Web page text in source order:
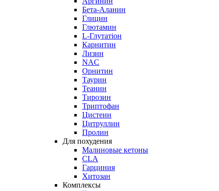
Бета-Аланин
Глицин
Глютамин
L-Глутатіон
Карнитин
Лизин
NAC
Орнитин
Таурин
Теанин
Тирозин
Триптофан
Цистеин
Цитруллин
Пролин
Для похудения
Малиновые кетоны
CLA
Гарциния
Хитозан
Комплексы